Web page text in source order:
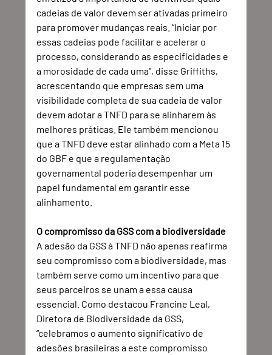
cadeias de valor devem ser ativadas primeiro
para promover mudanças reais. “Iniciar por
essas cadeias pode facilitar e acelerar o
processo, considerando as especificidades e
a morosidade de cada uma", disse Griffiths,
acrescentando que empresas sem uma
visibilidade completa de sua cadeia de valor
devem adotar a TNFD para se alinharem às
melhores práticas. Ele também mencionou
que a TNFD deve estar alinhado com a Meta 15
do GBF e que a regulamentação
governamental poderia desempenhar um
papel fundamental em garantir esse
alinhamento.
O compromisso da GSS com a biodiversidade
A adesão da GSS à TNFD não apenas reafirma
seu compromisso com a biodiversidade, mas
também serve como um incentivo para que
seus parceiros se unam a essa causa
essencial. Como destacou Francine Leal,
Diretora de Biodiversidade da GSS,
“celebramos o aumento significativo de
adesões brasileiras a este compromisso